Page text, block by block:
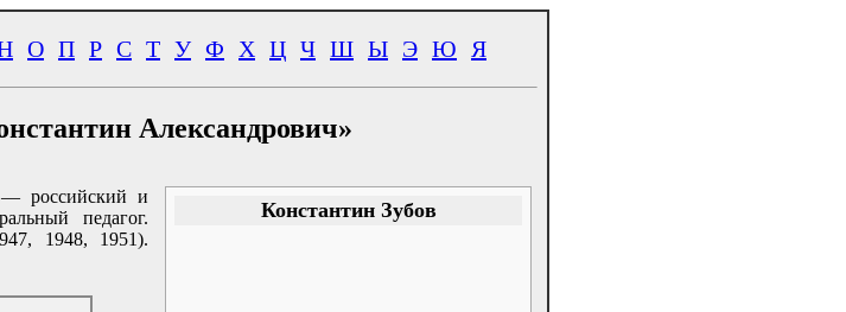
О П Р С Т У Ф Х Ц Ч Ш Ы Э Ю Я
Александрович»
Константин Зубов
российский и
педагог.
1948, 1951).